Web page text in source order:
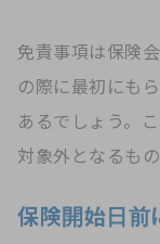
免責事項は保険
の際に最初にも
あるでしょう。
対象外となるも
保険開始日前